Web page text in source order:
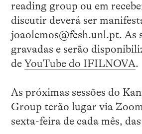
reading group ou em
discutir deverá ser
joaolemos@fcsh.unl.pt. As
gravadas e serão
de YouTube do IFILNOVA.
As próximas sessões do
Group terão lugar via
sexta-feira de cada mês,